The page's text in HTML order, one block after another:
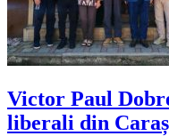
Victor Paul
liberali din